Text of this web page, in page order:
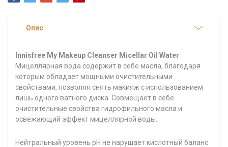
Опис
Innisfree My Makeup Cleanser Micellar Oil Water
Мицеллярная вода содержит в себе масла, благодаря
которым обладает мощными очистительными
свойствами, позволяя снять макияж с использованием
лишь одного ватного диска. Совмещает в себе
очистительные свойства гидрофильного масла и
освежающий эффект мицеллярной воды.
Нейтральный уровень рН не нарушает кислотный баланс